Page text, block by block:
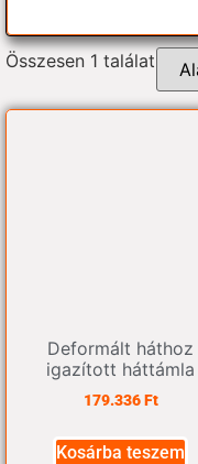
Összesen 1 találat
Deformált háthoz
igazított háttámla
179.336Ft
Kosárba teszem